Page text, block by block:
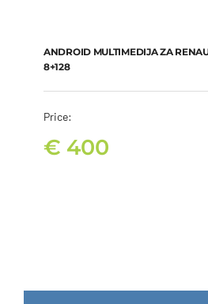
ANDROID MULTIMEDIJA ZA
8+128
Price:
€ 400